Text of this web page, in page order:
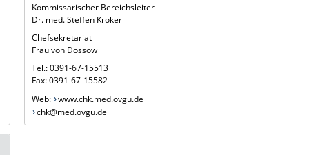
Kommissarischer Bereichsleiter
Dr. med. Steffen Kroker
Chefsekretariat
Frau von Dossow
Tel.: 0391-67-15513
Fax: 0391-67-15582
Web: www.chk.med.ovgu.de
chk@med.ovgu.de